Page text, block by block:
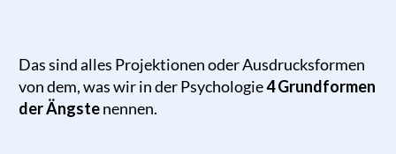
Das sind alles Projektionen oder Ausdrucksformen
von dem, was wir in der Psychologie4 Grundformen
der Ängstenennen.